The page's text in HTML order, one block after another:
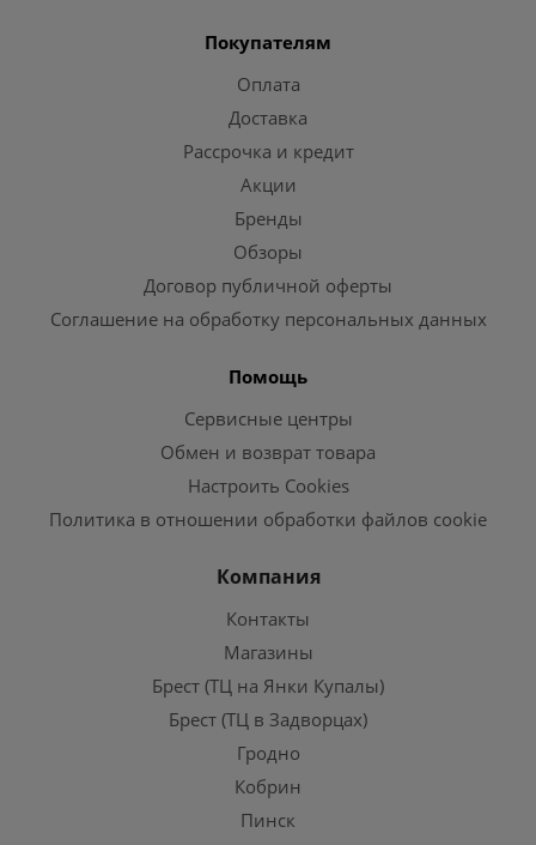
Покупателям
Оплата
Доставка
Рассрочка и кредит
Акции
Бренды
Обзоры
Договор публичной оферты
Соглашение на обработку персональных данных
Помощь
Сервисные центры
Обмен и возврат товара
Настроить Cookies
Политика в отношении обработки файлов cookie
Компания
Контакты
Магазины
Брест (ТЦ на Янки Купалы)
Брест (ТЦ в Задворцах)
Гродно
Кобрин
Пинск